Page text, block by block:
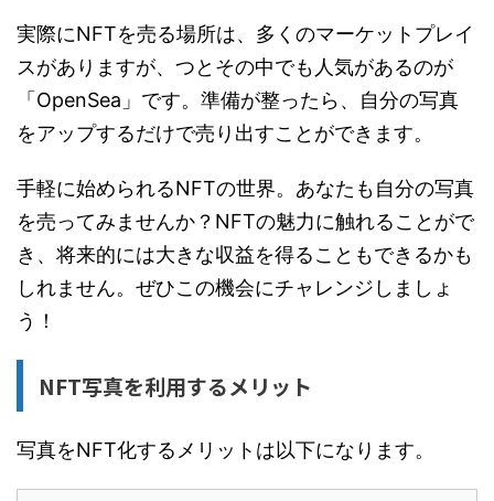
実際にNFTを売る場所は、多くのマーケットプレイ
スがありますが、つとその中でも人気があるのが
「OpenSea」です。準備が整ったら、自分の写真
をアップするだけで売り出すことができます。
手軽に始められるNFTの世界。あなたも自分の写真
を売ってみませんか？NFTの魅力に触れることがで
き、将来的には大きな収益を得ることもできるかも
しれません。ぜひこの機会にチャレンジしましょ
う！
NFT写真を利用するメリット
写真をNFT化するメリットは以下になります。